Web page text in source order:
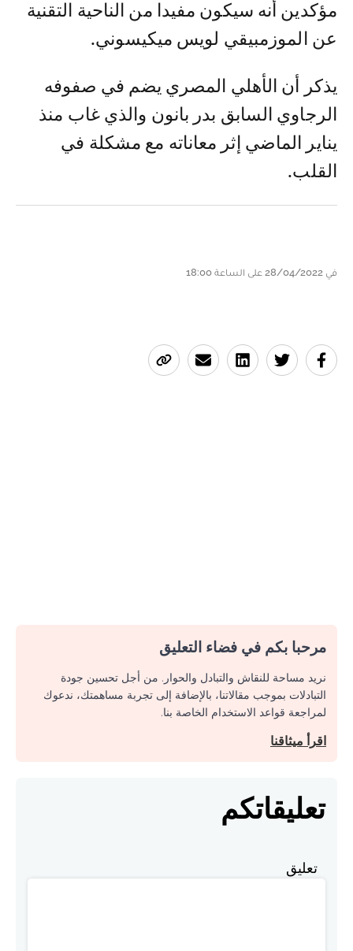
مؤكدين أنه سيكون مفيدا من الناحية التقنية
عن الموزمبيقي لويس ميكيسوني.
يذكر أن الأهلي المصري يضم في صفوفه
الرجاوي السابق بدر بانون والذي غاب منذ
يناير الماضي إثر معاناته مع مشكلة في
القلب.
في 28/04/2022 على الساعة 18:00
مرحبا بكم في فضاء التعليق
نريد مساحة للنقاش والتبادل والحوار. من أجل تحسين جودة
التبادلات بموجب مقالاتنا، بالإضافة إلى تجربة مساهمتك، ندعوك
لمراجعة قواعد الاستخدام الخاصة بنا.
اقرأ ميثاقنا
تعليقاتكم
تعليق